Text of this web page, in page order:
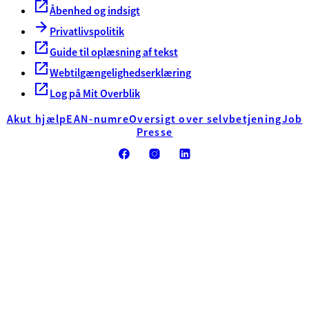
Åbenhed og indsigt
Privatlivspolitik
Guide til oplæsning af tekst
Webtilgængelighedserklæring
Log på Mit Overblik
Akut hjælpEAN-numreOversigt over selvbetjeningJob
Presse